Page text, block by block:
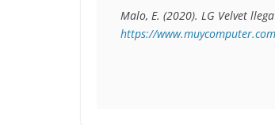
Malo, E. (2020). LG Velvet
https://